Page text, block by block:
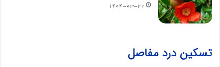
۱۴۰۴-۰۳-۲۲
تسکین درد مفاصل